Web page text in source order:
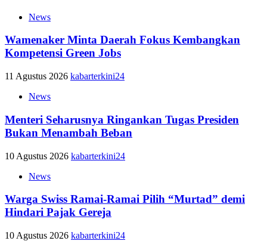
News
Wamenaker Minta Daerah Fokus Kembangkan
Kompetensi Green Jobs
11 Agustus 2026 kabarterkini24
News
Menteri Seharusnya Ringankan Tugas Presiden
Bukan Menambah Beban
10 Agustus 2026 kabarterkini24
News
Warga Swiss Ramai-Ramai Pilih “Murtad” demi
Hindari Pajak Gereja
10 Agustus 2026 kabarterkini24